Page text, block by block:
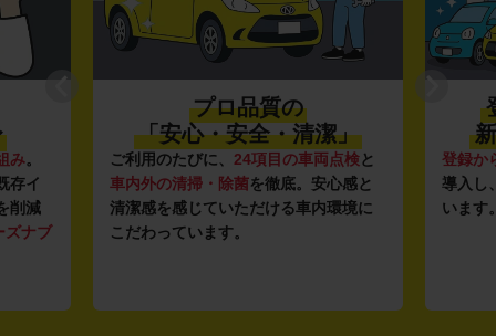
み。
存イ
削減
ズナブ
プロ品質の
「安心・安全・清潔」
ご利用のたびに、 24項目の車両点検と
車内外の清掃・除菌を徹底。安心感と
清潔感を感じていただける車内環境に
こだわっています。
登録か
導入し
います